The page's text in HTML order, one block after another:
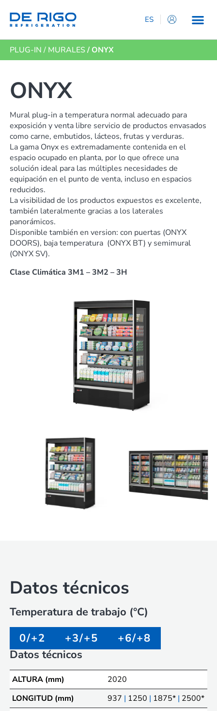
ES
IT
PLUG-IN / MURALES/ ONYX
ONYX
Mural plug-in a temperatura normal adecuado para
exposición y venta libre servicio de productos envasados
​​como carne, embutidos, lácteos, frutas y verduras.
La gama Onyx es extremadamente contenida en el
espacio ocupado en planta, por lo que ofrece una
solución ideal para las múltiples necesidades de
equipación en el punto de venta, incluso en espacios
reducidos.
La visibilidad de los productos expuestos es excelente,
también lateralmente gracias a los laterales
panorámicos.
Disponible también en version: con puertas (ONYX
DOORS), baja temperatura (ONYX BT) y semimural
(ONYX SV).
Clase Climática 3M1 – 3M2 – 3H
Datos técnicos
Temperatura de trabajo (°C)
0/+2
+3/+5
+6/+8
Datos técnicos
ALTURA (mm)
2020
LONGITUD (mm)
937 | 1250 | 1875* | 2500*